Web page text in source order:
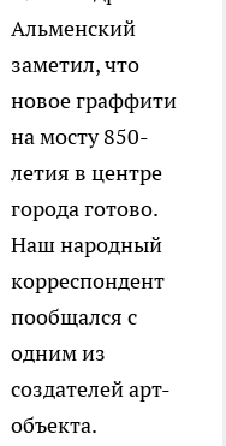
Альменский
заметил, что
новое граффити
на мосту 850-
летия в центре
города готово.
Наш народный
корреспондент
пообщался с
одним из
создателей арт-
объекта.